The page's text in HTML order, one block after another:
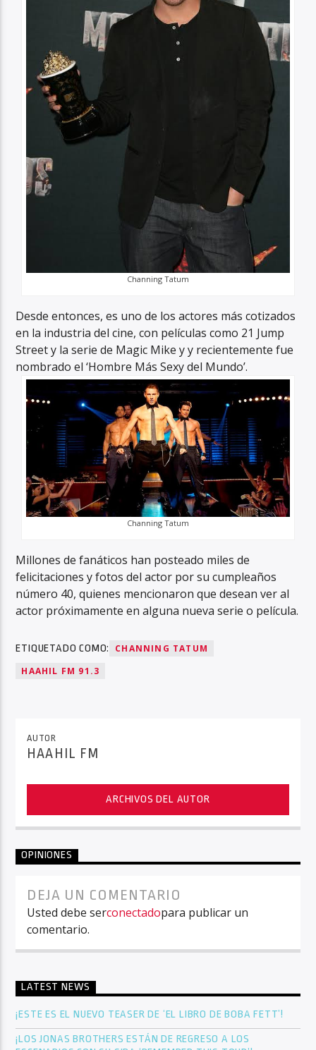
Channing Tatum
Desde entonces, es uno de los actores más cotizados
en la industria del cine, con películas como 21 Jump
Street y la serie de Magic Mike y y recientemente fue
nombrado el ‘Hombre Más Sexy del Mundo’.
Channing Tatum
Millones de fanáticos han posteado miles de
felicitaciones y fotos del actor por su cumpleaños
número 40, quienes mencionaron que desean ver al
actor próximamente en alguna nueva serie o película.
ETIQUETADO COMO:
CHANNING TATUM
HAAHIL FM 91.3
AUTOR
HAAHIL FM
ARCHIVOS DEL AUTOR
OPINIONES
DEJA UN COMENTARIO
Usted debe serconectadopara publicar un
comentario.
LATEST NEWS
¡ESTE ES EL NUEVO TEASER DE ‘EL LIBRO DE BOBA FETT’!
¡LOS JONAS BROTHERS ESTÁN DE REGRESO A LOS